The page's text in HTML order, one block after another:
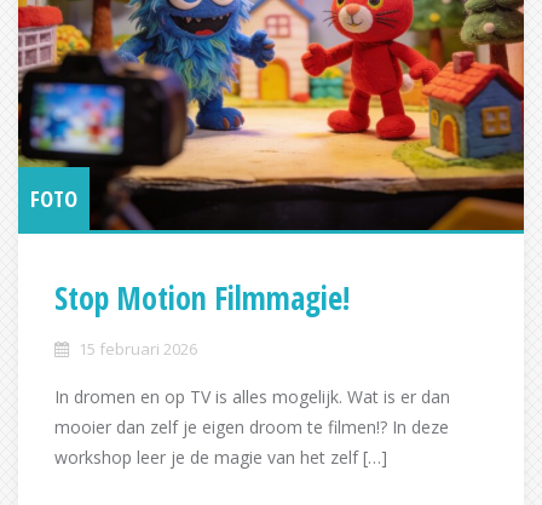
FOTO
Stop Motion Filmmagie!
15 februari 2026
In dromen en op TV is alles mogelijk. Wat is er dan
mooier dan zelf je eigen droom te filmen!? In deze
workshop leer je de magie van het zelf […]